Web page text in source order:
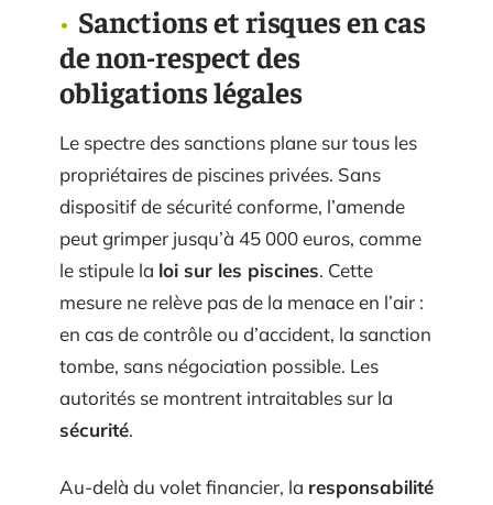
Sanctions et risques en cas
de non-respect des
obligations légales
Le spectre des sanctions plane sur tous les
propriétaires de piscines privées. Sans
dispositif de sécurité conforme, l’amende
peut grimper jusqu’à 45 000 euros, comme
le stipule la loi sur les piscines. Cette
mesure ne relève pas de la menace en l’air :
en cas de contrôle ou d’accident, la sanction
tombe, sans négociation possible. Les
autorités se montrent intraitables sur la
sécurité.
Au-delà du volet financier, la responsabilité